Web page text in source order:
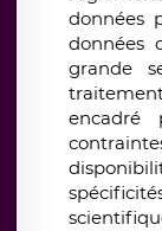
données
données
grande